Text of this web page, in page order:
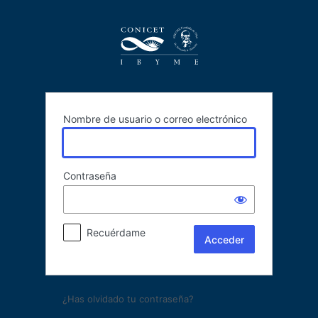
Nombre de usuario o correo electrónico
Contraseña
Recuérdame
¿Has olvidado tu contraseña?